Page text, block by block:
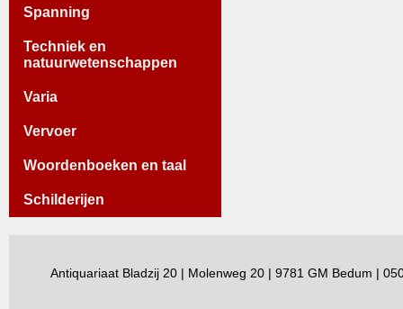
Spanning
Techniek en
natuurwetenschappen
Varia
Vervoer
Woordenboeken en taal
Schilderijen
Antiquariaat Bladzij 20 | Molenweg 20 | 9781 GM Bedum |